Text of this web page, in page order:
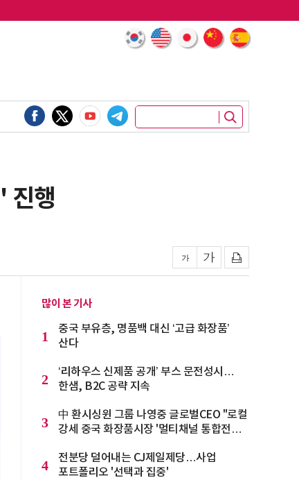
진행
많이 본 기사
1
중국 부유층, 명품백 대신 ‘고급 화장품’
산다
2
‘리하우스 신제품 공개’ 부스 문전성시…
한샘, B2C 공략 지속
3
中 환시싱윈 그룹 나영중 글로벌CEO "로컬
강세 중국 화장품시장 '멀티채널 통합전략'
4
전분당 덜어내는 CJ제일제당…사업
포트폴리오 '선택과 집중'